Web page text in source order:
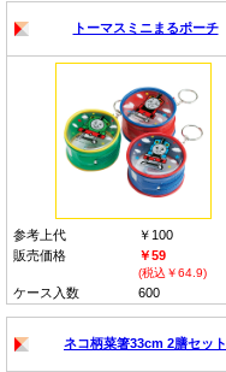
トーマスミニまるポーチ
参考上代
￥100
販売価格
￥59
(税込￥64.9)
ケース入数 600
ネコ柄菜箸33cm 2膳セット